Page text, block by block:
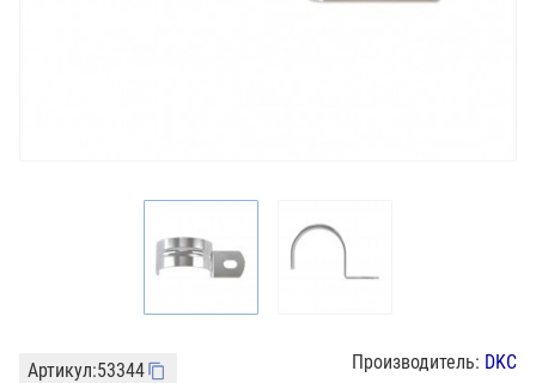
Артикул:53344 Производитель: DKC